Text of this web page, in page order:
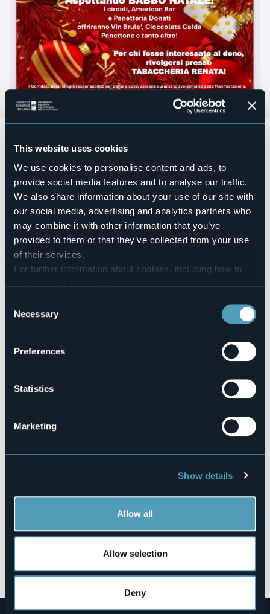
This website uses cookies
We use cookies to personalise content and ads, to
provide social media features and to analyse our traffic.
We also share information about your use of our site with
our social media, advertising and analytics partners who
may combine it with other information that you’ve
provided to them or that they’ve collected from your use
of their services.
For further information about cookies, including how to
manage and delete themclick here.
Selection
Necessary
Preferences
Statistics
Marketing
Show details
Allow all
Allow selection
Deny
Quartiere Villa Nordpresenta il richiestissimo
Sabato 21 Dicembrela grande serata prevedrà:
Dalle 18:00 alle 19:30
distribuzione polenta, salamini e
gorgonzola (NO prenotazione), i circoli e bar della piazza
offriranno un posto caldo a sedere;
Alle 20:00momento per i bimbi di preghiera in Chiesa;
Alle 20:30 aspetteremo tutti assieme l’arrivo di Babbo
Natale che consegnerà i doni ai bambini!
Non mancate!
Event location
Website
https://www.facebook.com/people/Quartiere-VILLA-
Villaggio Sisma
Open the map